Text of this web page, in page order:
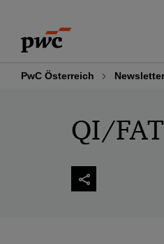
content
footer
PwC Österreich Newsletter
QI/